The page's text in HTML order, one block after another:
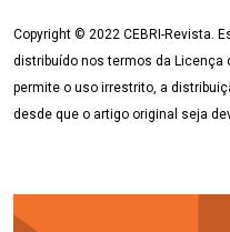
Copyright © 2022 CEBRI-Revista.
distribuído nos termos da Licença
permite o uso irrestrito, a
desde que o artigo original seja